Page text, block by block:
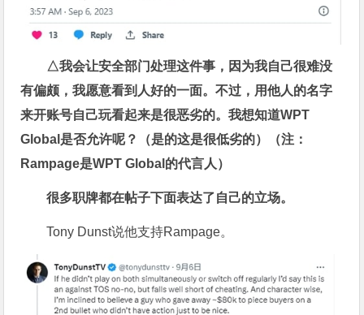
△我会让安全部门处理这件事，因为我自己很难没
有偏颇，我愿意看到人好的一面。不过，用他人的名字
来开账号自己玩看起来是很恶劣的。我想知道WPT
Global是否允许呢？（是的这是很低劣的）（注：
Rampage是WPT Global的代言人）
很多职牌都在帖子下面表达了自己的立场。
Tony Dunst说他支持Rampage。